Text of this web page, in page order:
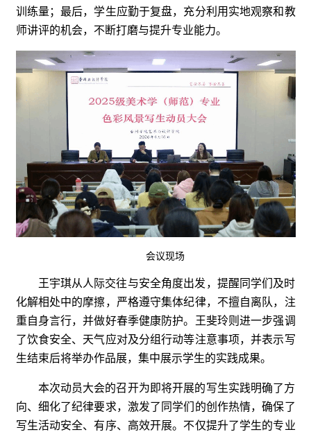
训练量；最后，学生应勤于复盘，充分利用实地观察和教
师讲评的机会，不断打磨与提升专业能力。
会议现场
王宇琪从人际交往与安全角度出发，提醒同学们及时
化解相处中的摩擦，严格遵守集体纪律，不擅自离队，注
重自身言行，并做好春季健康防护。王斐玲则进一步强调
了饮食安全、天气应对及分组行动等注意事项，并表示写
生结束后将举办作品展，集中展示学生的实践成果。
本次动员大会的召开为即将开展的写生实践明确了方
向、细化了纪律要求，激发了同学们的创作热情，确保了
写生活动安全、有序、高效开展。不仅提升了学生的专业